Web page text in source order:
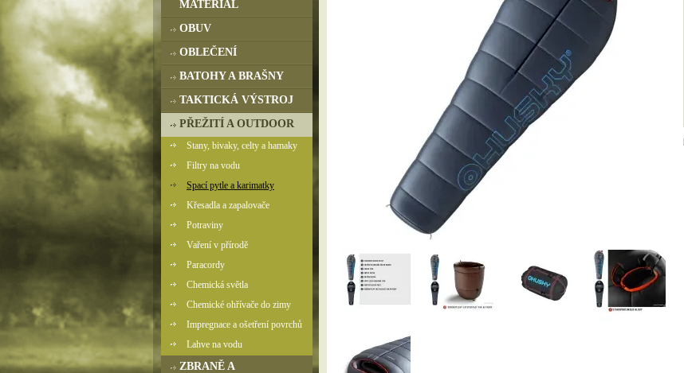
MATERIÁL
OBUV
OBLEČENÍ
BATOHY A BRAŠNY
TAKTICKÁ VÝSTROJ
PŘEŽITÍ A OUTDOOR
Stany, bivaky, celty a hamaky
Filtry na vodu
Spací pytle a karimatky
Křesadla a zapalovače
Potraviny
Vaření v přírodě
Paracordy
Chemická světla
Chemické ohřívače do zimy
Impregnace a ošetření povrchů
Lahve na vodu
ZBRANĚ A